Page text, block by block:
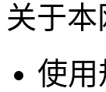
关于本
使用